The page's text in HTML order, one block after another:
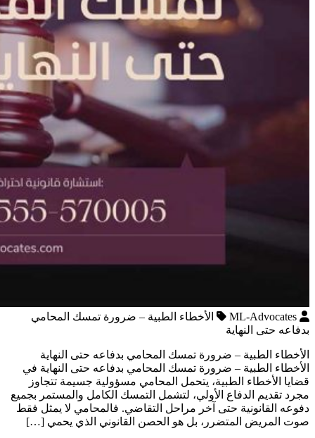
ML-Advocates
الأخطاء الطبية – ضرورة تمسك المحامي
بدفاعه حتى النهاية
الأخطاء الطبية – ضرورة تمسك المحامي بدفاعه حتى النهاية
الأخطاء الطبية – ضرورة تمسك المحامي بدفاعه حتى النهاية في
قضايا الأخطاء الطبية، يتحمل المحامي مسؤولية جسيمة تتجاوز
مجرد تقديم الدفاع الأولي، لتشمل التمسك الكامل والمستمر بجميع
دفوعه القانونية حتى آخر مراحل التقاضي. فالمحامي لا يمثل فقط
صوت المريض المتضرر، بل هو الحصن القانوني الذي يحمي […]